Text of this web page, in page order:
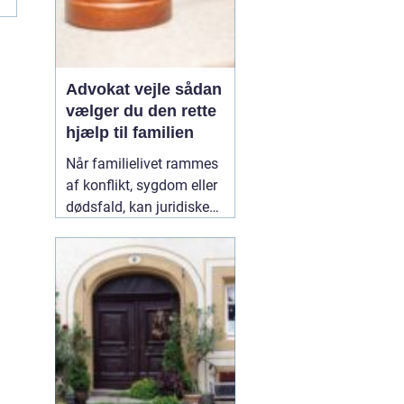
Advokat vejle sådan
vælger du den rette
hjælp til familien
Når familielivet rammes
af konflikt, sygdom eller
dødsfald, kan juridiske
sig store. Mange oplever,
at de både skal håndtere
følelser og praktiske
problemer på én gang.
Her kan en erfaren10
January 2026